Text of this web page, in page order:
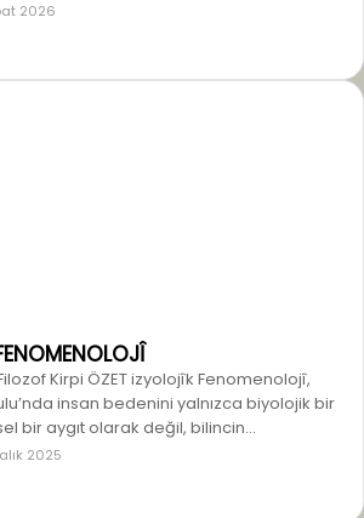
2026
Kirpi ÖZET izyolojîk Fenomenolojî,
insan bedenini yalnızca biyolojik bir
bir aygıt olarak değil, bilincin…
2025